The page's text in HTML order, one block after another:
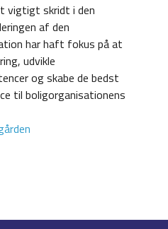
vigtigt skridt i den
af den
har haft fokus på at
udvikle
og skabe de bedst
til boligorganisationens